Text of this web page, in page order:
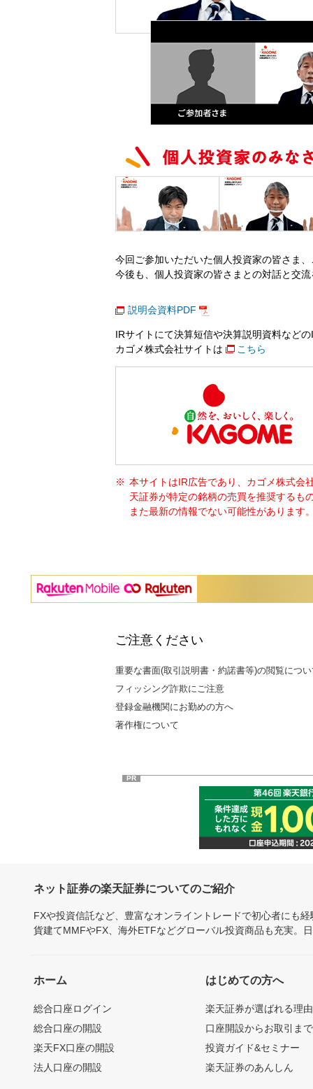
今回ご参加いただいた個人投資家の皆さま
今後も、個人投資家の皆さまとの対話と交
説明会資料PDF
IRサイトにて決算短信や決算説明資料など
カゴメ株式会社サイトは
こちら
本サイトはIR広告であり、カゴメ株式会
天証券が特定の銘柄の売買を推奨するも
また最新の情報でない可能性があります
ご注意ください
重要な書面(取引説明書・約諾書等)の閲覧につ
フィッシング詐欺にご注意
登録金融機関にお勤めの方へ
著作権について
PR
ネット証券の楽天証券についてのご紹介
FXや投資信託など、豊富なオンライントレードで初心者にも
貨建てMMFやFX、海外ETFなどグローバル投資商品も充実。
ホーム
総合口座ログイン
総合口座の開設
楽天FX口座の開設
法人口座の開設
はじめての方へ
楽天証券が選ばれる理由
口座開設からお取引ま
投資ガイド&セミナー
楽天証券のあんしん